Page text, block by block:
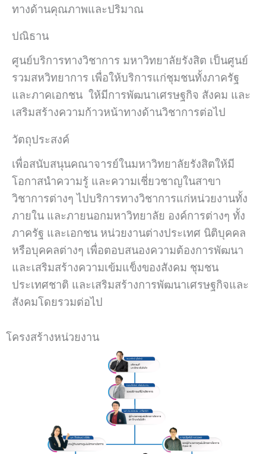
ทางด้านคุณภาพและปริมาณ
ปณิธาน
ศูนย์บริการทางวิชาการ มหาวิทยาลัยรังสิต เป็นศูนย์
รวมสหวิทยาการ เพื่อให้บริการแก่ชุมชนทั้งภาครัฐ
และภาคเอกชน ให้มีการพัฒนาเศรษฐกิจ สังคม และ
เสริมสร้างความก้าวหน้าทางด้านวิชาการต่อไป
วัตถุประสงค์
เพื่อสนับสนุนคณาจารย์ในมหาวิทยาลัยรังสิตให้มี
โอกาสนำความรู้ และความเชี่ยวชาญในสาขา
วิชาการต่างๆ ไปบริการทางวิชาการแก่หน่วยงานทั้ง
ภายใน และภายนอกมหาวิทยาลัย องค์การต่างๆ ทั้ง
ภาครัฐ และเอกชน หน่วยงานต่างประเทศ นิติบุคคล
หรือบุคคลต่างๆ เพื่อตอบสนองความต้องการพัฒนา
และเสริมสร้างความเข้มแข็งของสังคม ชุมชน
ประเทศชาติ และเสริมสร้างการพัฒนาเศรษฐกิจและ
สังคมโดยรวมต่อไป
โครงสร้างหน่วยงาน